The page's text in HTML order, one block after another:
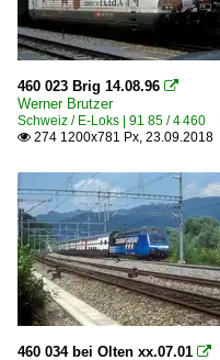
460 023 Brig 14.08.96 
Werner Brutzer
Schweiz / E-Loks | 91 85 / 4
 274 1200x781 Px, 23.09.2018
460 034 bei Olten xx.07.01 